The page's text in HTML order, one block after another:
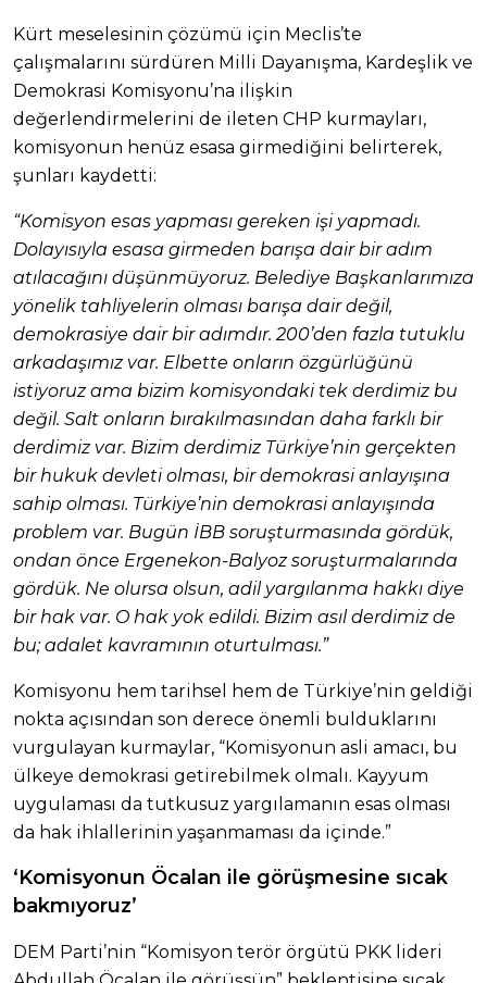
Kürt meselesinin çözümü için Meclis’te
çalışmalarını sürdüren Milli Dayanışma, Kardeşlik ve
Demokrasi Komisyonu’na ilişkin
değerlendirmelerini de ileten CHP kurmayları,
komisyonun henüz esasa girmediğini belirterek,
şunları kaydetti:
“Komisyon esas yapması gereken işi yapmadı.
Dolayısıyla esasa girmeden barışa dair bir adım
atılacağını düşünmüyoruz. Belediye Başkanlarımıza
yönelik tahliyelerin olması barışa dair değil,
demokrasiye dair bir adımdır. 200’den fazla tutuklu
arkadaşımız var. Elbette onların özgürlüğünü
istiyoruz ama bizim komisyondaki tek derdimiz bu
değil. Salt onların bırakılmasından daha farklı bir
derdimiz var. Bizim derdimiz Türkiye’nin gerçekten
bir hukuk devleti olması, bir demokrasi anlayışına
sahip olması. Türkiye’nin demokrasi anlayışında
problem var. Bugün İBB soruşturmasında gördük,
ondan önce Ergenekon-Balyoz soruşturmalarında
gördük. Ne olursa olsun, adil yargılanma hakkı diye
bir hak var. O hak yok edildi. Bizim asıl derdimiz de
bu; adalet kavramının oturtulması.”
Komisyonu hem tarihsel hem de Türkiye’nin geldiği
nokta açısından son derece önemli bulduklarını
vurgulayan kurmaylar, “Komisyonun asli amacı, bu
ülkeye demokrasi getirebilmek olmalı. Kayyum
uygulaması da tutkusuz yargılamanın esas olması
da hak ihlallerinin yaşanmaması da içinde.”
‘Komisyonun Öcalan ile görüşmesine sıcak
bakmıyoruz’
DEM Parti’nin “Komisyon terör örgütü PKK lideri